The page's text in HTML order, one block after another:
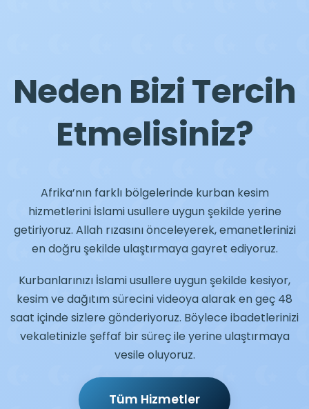
Neden Bizi Tercih
Etmelisiniz?
Afrika’nın farklı bölgelerinde kurban kesim
hizmetlerini İslami usullere uygun şekilde yerine
getiriyoruz. Allah rızasını önceleyerek, emanetlerinizi
en doğru şekilde ulaştırmaya gayret ediyoruz.
Kurbanlarınızı İslami usullere uygun şekilde kesiyor,
kesim ve dağıtım sürecini videoya alarak en geç 48
saat içinde sizlere gönderiyoruz. Böylece ibadetlerinizi
vekaletinizle şeffaf bir süreç ile yerine ulaştırmaya
vesile oluyoruz.
Tüm Hizmetler